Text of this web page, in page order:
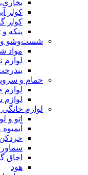
کولر
کولر
پنکه و
شست‌وشو و
مواد
لوازم
حمام و
لوازم
لوازم
اتو و
اجاق
هود